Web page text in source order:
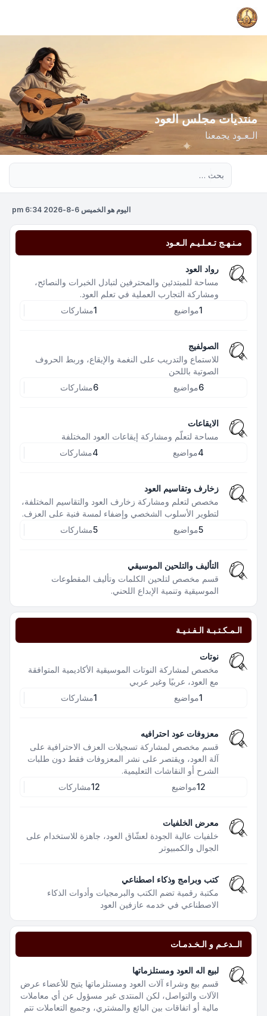
منتديات مجلس العود
الـعـود يجمعنا
اليوم هو الخميس 6-8-2026 6:34 pm
مـنـهـج تـعـلـيـم الـعـود
رواد العود
مساحة للمبتدئين والمحترفين لتبادل الخبرات والنصائح،
ومشاركة التجارب العملية في تعلم العود.
1مواضيع 1مشاركات
الصولفيج
للاستماع والتدريب على النغمة والإيقاع، وربط الحروف
الصوتية باللحن
6مواضيع 6مشاركات
الايقاعات
مساحة لتعلّم ومشاركة إيقاعات العود المختلفة
4مواضيع 4مشاركات
زخارف وتقاسيم العود
مخصص لتعلم ومشاركة زخارف العود والتقاسيم المختلفة،
لتطوير الأسلوب الشخصي وإضفاء لمسة فنية على العزف.
5مواضيع 5مشاركات
التأليف والتلحين الموسيقي
قسم مخصص لتلحين الكلمات وتأليف المقطوعات
الموسيقية وتنمية الإبداع اللحني.
الـمـكـتـبـة الـفـنـيـة
نوتات
مخصص لمشاركة النوتات الموسيقية الأكاديمية المتوافقة
مع العود، عربيًا وغير عربي
1مواضيع 1مشاركات
معزوفات عود احترافيه
قسم مخصص لمشاركة تسجيلات العزف الاحترافية على
آلة العود، ويقتصر على نشر المعزوفات فقط دون طلبات
الشرح أو النقاشات التعليمية.
12مواضيع 12مشاركات
معرض الخلفيات
خلفيات عالية الجودة لعشّاق العود، جاهزة للاستخدام على
الجوال والكمبيوتر
كتب وبرامج وذكاء اصطناعي
مكتبة رقمية تضم الكتب والبرمجيات وأدوات الذكاء
الاصطناعي في خدمه عازفين العود
الــدعـم و الـخـدمـات
لبيع اله العود ومستلزماتها
قسم بيع وشراء آلات العود ومستلزماتها يتيح للأعضاء عرض
الآلات والتواصل، لكن المنتدى غير مسؤول عن أي معاملات
مالية أو اتفاقات بين البائع والمشتري، وجميع التعاملات تتم